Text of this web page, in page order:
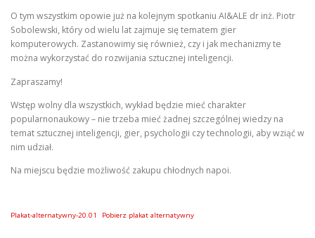
O tym wszystkim opowie już na kolejnym spotkaniu AI&ALE dr inż. Piotr
Sobolewski, który od wielu lat zajmuje się tematem gier
komputerowych. Zastanowimy się również, czy i jak mechanizmy te
można wykorzystać do rozwijania sztucznej inteligencji.
Zapraszamy!
Wstęp wolny dla wszystkich, wykład będzie mieć charakter
popularnonaukowy – nie trzeba mieć żadnej szczególnej wiedzy na
temat sztucznej inteligencji, gier, psychologii czy technologii, aby wziąć w
nim udział.
Na miejscu będzie możliwość zakupu chłodnych napoi.
Plakat-alternatywny-20.01 Pobierz plakat alternatywny